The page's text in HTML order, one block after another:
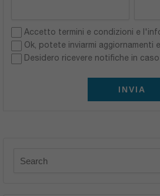
Accetto termini e condizioni e
Ok, potete inviarmi aggiornamenti
Desidero ricevere notifiche in
INVIA